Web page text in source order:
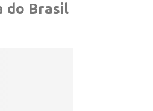
do Brasil